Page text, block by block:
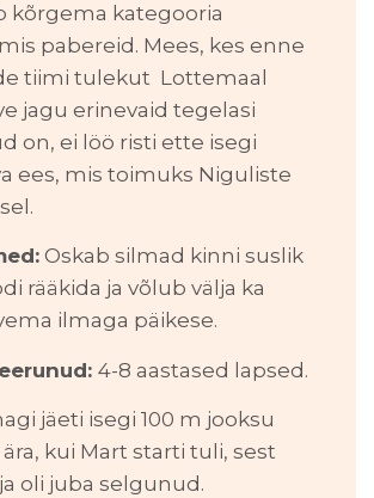
kõrgema kategooria
pabereid. Mees, kes enne
tiimi tulekut Lottemaal
jagu erinevaid tegelasi
on, ei löö risti ette isegi
ees, mis toimuks Niguliste
Oskab silmad kinni suslik
rääkida ja võlub välja ka
ilmaga päikese.
4-8 aastased lapsed.
jäeti isegi 100 m jooksu
kui Mart starti tuli, sest
oli juba selgunud.